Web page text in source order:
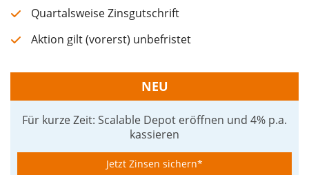
Quartalsweise Zinsgutschrift
Aktion gilt (vorerst) unbefristet
NEU
Für kurze Zeit: Scalable Depot eröffnen und 4% p.a.
kassieren
Jetzt Zinsen sichern*